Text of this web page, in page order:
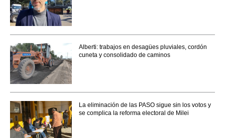
Alberti: trabajos en desagües pluviales, cordón
cuneta y consolidado de caminos
La eliminación de las PASO sigue sin los votos y
se complica la reforma electoral de Milei